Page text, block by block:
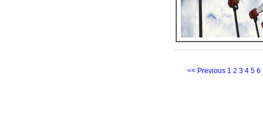
<< Previous 1 2 3 4 5 6